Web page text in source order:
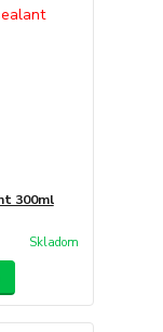
300ml
Skladom